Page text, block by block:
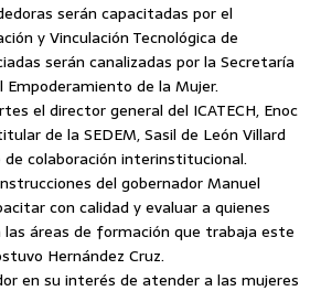
serán capacitadas por el
y Vinculación Tecnológica de
serán canalizadas por la Secretaría
Empoderamiento de la Mujer.
el director general del ICATECH, Enoc
de la SEDEM,Sasil de León Villard
colaboración interinstitucional.
del gobernador Manuel
con calidad y evaluar a quienes
áreas de formación que trabaja este
Hernández Cruz.
en su interés de atender a las mujeres